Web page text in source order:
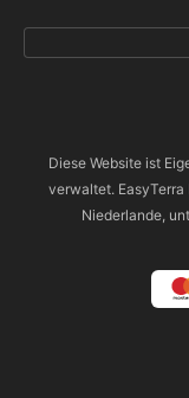
Diese Website ist
verwaltet. EasyTerra
Niederlande,